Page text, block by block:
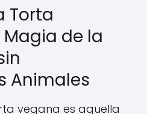
Torta
de la
Animales
vegana es aquella